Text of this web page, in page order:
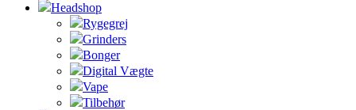
Headshop
Rygegrej
Grinders
Bonger
Digital Vægte
Vape
Tilbehør